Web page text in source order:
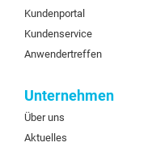
Kundenportal
Kundenservice
Anwendertreffen
Unternehmen
Über uns
Aktuelles